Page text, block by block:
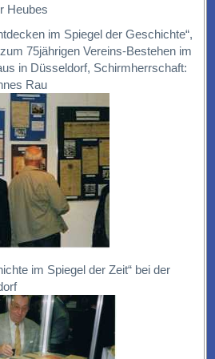
Heubes
im Spiegel der Geschichte“,
75jährigen Vereins-Bestehen im
in Düsseldorf, Schirmherrschaft:
Rau
im Spiegel der Zeit“ bei der